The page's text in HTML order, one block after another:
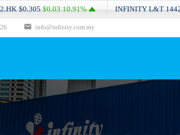
info@infinity.com.my
$0.03 10.91% INFINITY L&T1442.HK